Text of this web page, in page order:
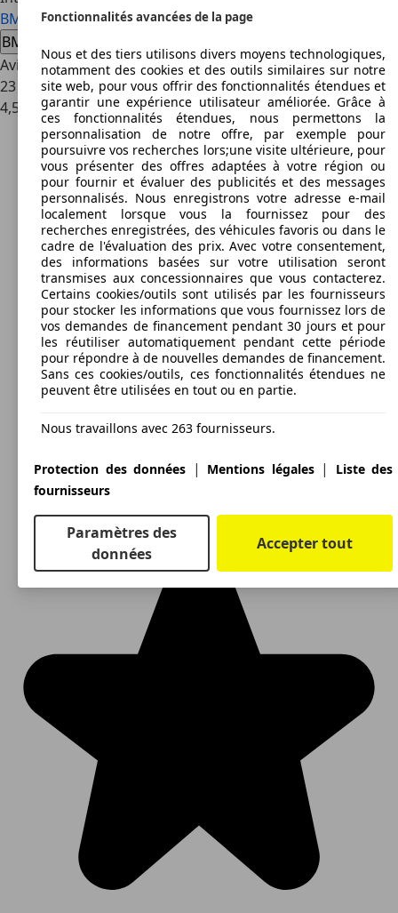
BMW 323 voiture d'occasionBMW 323 nouvelle voiture
BMW 323 offres concessionnaire
Avis sur le véhicule BMW 323
23 Évaluations
4,5
Fonctionnalités avancées de la page
Nous et des tiers utilisons divers moyens technologiques,
notamment des cookies et des outils similaires sur notre
site web, pour vous offrir des fonctionnalités étendues et
garantir une expérience utilisateur améliorée. Grâce à
ces fonctionnalités étendues, nous permettons la
personnalisation de notre offre, par exemple pour
poursuivre vos recherches lors;une visite ultérieure, pour
vous présenter des offres adaptées à votre région ou
pour fournir et évaluer des publicités et des messages
personnalisés. Nous enregistrons votre adresse e-mail
localement lorsque vous la fournissez pour des
recherches enregistrées, des véhicules favoris ou dans le
cadre de l'évaluation des prix. Avec votre consentement,
des informations basées sur votre utilisation seront
transmises aux concessionnaires que vous contacterez.
Certains cookies/outils sont utilisés par les fournisseurs
pour stocker les informations que vous fournissez lors de
vos demandes de financement pendant 30 jours et pour
les réutiliser automatiquement pendant cette période
pour répondre à de nouvelles demandes de financement.
Sans ces cookies/outils, ces fonctionnalités étendues ne
peuvent être utilisées en tout ou en partie.
Nous travaillons avec 263 fournisseurs.
Protection des données | Mentions légales|
Liste des
fournisseurs
Paramètres des
données
Accepter tout